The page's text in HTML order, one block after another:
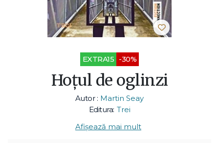
EXTRA15 -30%
Hoțul de oglinzi
Autor : Martin Seay
Editura: Trei
Afișează mai mult